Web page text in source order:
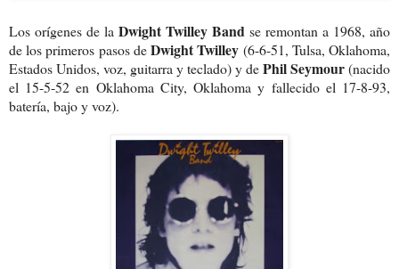
Los orígenes de la Dwight Twilley Band se remontan a 1968, año
de los primeros pasos deDwight Twilley (6-6-51, Tulsa, Oklahoma,
Estados Unidos, voz, guitarra y teclado) y dePhil Seymour(nacido
el 15-5-52 en Oklahoma City, Oklahoma y fallecido el 17-8-93,
batería, bajo y voz).